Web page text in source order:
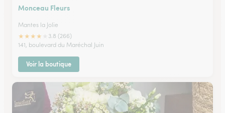
Monceau Fleurs
Mantes la Jolie
★★★★
3.8 (266)
141, boulevard du Maréchal Juin
Voir la boutique